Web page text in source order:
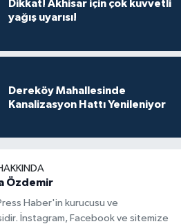
Dikkat! Akhisar için çok kuvvetli
yağış uyarısı!
Dereköy Mahallesinde
Kanalizasyon Hattı Yenileniyor
Özdemir
Haber'in kurucusu ve
İnstagram, Facebook ve sitemize